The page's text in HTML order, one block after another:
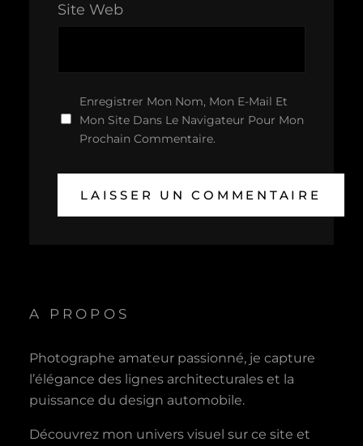
Site Web
Enregistrer Mon Nom, Mon E-Mail Et
Mon Site Dans Le Navigateur Pour Mon
Prochain Commentaire.
A PROPOS
Photographe amateur passionné, je capture
l’élégance des lignes architecturales et la
puissance du design automobile.
Découvrez mon univers visuel sur ce site et